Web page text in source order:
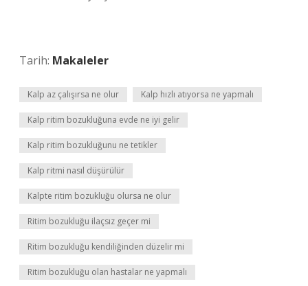
Tarih: Makaleler
Kalp az çalışırsa ne olur Kalp hızlı atıyorsa ne yapmalı
Kalp ritim bozukluğuna evde ne iyi gelir
Kalp ritim bozukluğunu ne tetikler
Kalp ritmi nasıl düşürülür
Kalpte ritim bozukluğu olursa ne olur
Ritim bozukluğu ilaçsız geçer mi
Ritim bozukluğu kendiliğinden düzelir mi
Ritim bozukluğu olan hastalar ne yapmalı